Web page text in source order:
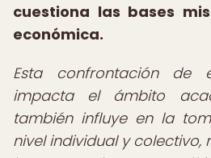
cuestiona las bases
económica.
Esta confrontación de
impacta el ámbito
también influye en la
nivel individual y